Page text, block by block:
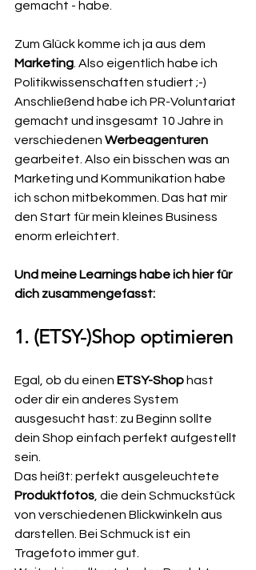
gemacht - habe.
Zum Glück komme ich ja aus dem
Marketing . Also eigentlich habe ich
Politikwissenschaften studiert ;-)
Anschließend habe ich PR-Voluntariat
gemacht und insgesamt 10 Jahre in
verschiedenen Werbeagenturen
gearbeitet. Also ein bisschen was an
Marketing und Kommunikation habe
ich schon mitbekommen. Das hat mir
den Start für mein kleines Business
enorm erleichtert.
Und meine Learnings habe ich hier für
dich zusammengefasst:
1. (ETSY-)Shop optimieren
Egal, ob du einen ETSY-Shop hast
oder dir ein anderes System
ausgesucht hast: zu Beginn sollte
dein Shop einfach perfekt aufgestellt
sein.
Das heißt: perfekt ausgeleuchtete
Produktfotos , die dein Schmuckstück
von verschiedenen Blickwinkeln aus
darstellen. Bei Schmuck ist ein
Tragefoto immer gut.